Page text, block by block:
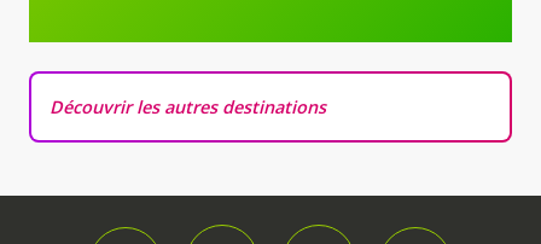
Découvrir les autres destinations